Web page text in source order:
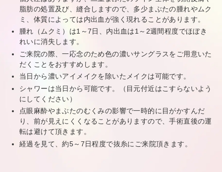
脂肪の処置及び、縫合しますので、多少まぶたの腫れやムク
ミ、体質によっては内出血が強く現れることがあります。
腫れ（ムクミ）は1～7日、内出血は1～2週間程度でほぼき
れいに消失します。
ご来院の際、一応念のため色の濃いサングラスをご用意いた
だくことをおすすめします。
当日から濃いアイメイクを除いたメイクは可能です。
シャワーは当日から可能です。（目元付近はこすらないよう
にしてください）
点眼麻酔やまぶたのむくみの影響で一時的に目がかすんだ
り、前が見えにくくなることがありますので、手術直後の運
転は避けて頂きます。
経過を見て、約5～7日程度で抜糸にご来院頂きます。